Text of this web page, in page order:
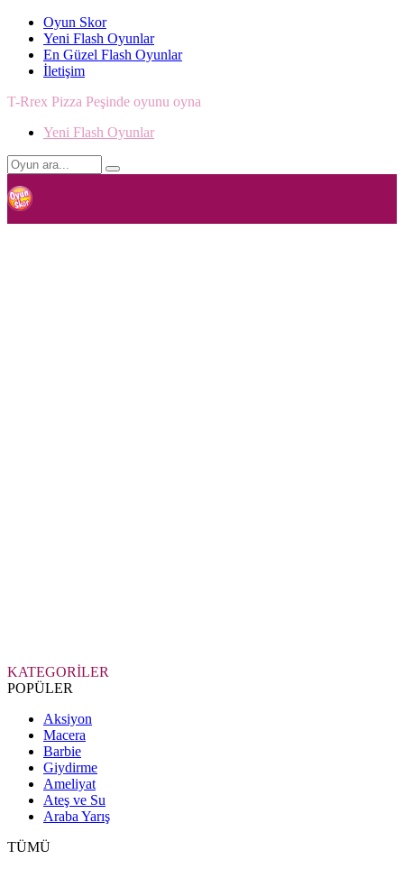
Oyun Skor
Yeni Flash Oyunlar
En Güzel Flash Oyunlar
İletişim
T-Rrex Pizza Peşinde oyunu oyna
Yeni Flash Oyunlar
KATEGORİLER
POPÜLER
Aksiyon
Macera
Barbie
Giydirme
Ameliyat
Ateş ve Su
Araba Yarış
TÜMÜ